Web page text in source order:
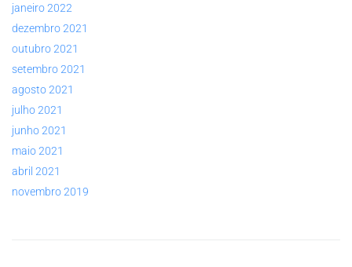
janeiro 2022
dezembro 2021
outubro 2021
setembro 2021
agosto 2021
julho 2021
junho 2021
maio 2021
abril 2021
novembro 2019